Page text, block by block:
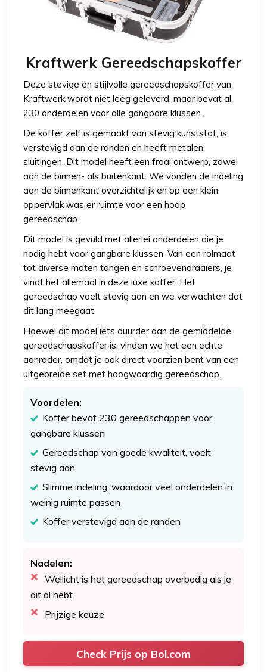
Kraftwerk Gereedschapskoffer
Deze stevige en stijlvolle gereedschapskoffer van
Kraftwerk wordt niet leeg geleverd, maar bevat al
230 onderdelen voor alle gangbare klussen.
De koffer zelf is gemaakt van stevig kunststof, is
verstevigd aan de randen en heeft metalen
sluitingen. Dit model heeft een fraai ontwerp, zowel
aan de binnen- als buitenkant. We vonden de indeling
aan de binnenkant overzichtelijk en op een klein
oppervlak was er ruimte voor een hoop
gereedschap.
Dit model is gevuld met allerlei onderdelen die je
nodig hebt voor gangbare klussen. Van een rolmaat
tot diverse maten tangen en schroevendraaiers, je
vindt het allemaal in deze luxe koffer. Het
gereedschap voelt stevig aan en we verwachten dat
dit lang meegaat.
Hoewel dit model iets duurder dan de gemiddelde
gereedschapskoffer is, vinden we het een echte
aanrader, omdat je ook direct voorzien bent van een
uitgebreide set met hoogwaardig gereedschap.
Voordelen:
Koffer bevat 230 gereedschappen voor
gangbare klussen
Gereedschap van goede kwaliteit, voelt
stevig aan
Slimme indeling, waardoor veel onderdelen in
weinig ruimte passen
Koffer verstevigd aan de randen
Nadelen:
Wellicht is het gereedschap overbodig als je
dit al hebt
Prijzige keuze
Check Prijs op Bol.com